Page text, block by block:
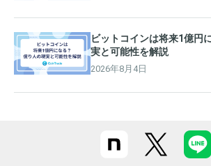
ビットコインは将来1億円
実と可能性を解説
2026年8月4日